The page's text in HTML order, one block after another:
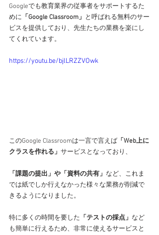
Googleでも教育業界の従事者をサポートするた
めに 「Google Classroom」 と呼ばれる無料のサー
ビスを提供しており、先生たちの業務を楽にし
てくれています。
https://youtu.be/bjlLRZZVOwk
このGoogle Classroomは一言で言えば 「Web上に
クラスを作れる」 サービスとなっており、
「課題の提出」や「資料の共有」 など、これま
では紙でしか行えなかった様々な業務が削減で
きるようになりました。
特に多くの時間を要した 「テストの採点」 など
も簡単に行えるため、非常に使えるサービスと